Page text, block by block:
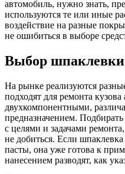
автомобиль, нужно знать,
используются те или иные
воздействие на разные
не ошибиться в выборе
Выбор шпаклевки
На рынке реализуются
подходят для ремонта
двухкомпонентными,
предназначением. Подбирать
с целями и задачами ремонта,
не добиться. Если
пасты, она уже готова к
нанесением разводят, как